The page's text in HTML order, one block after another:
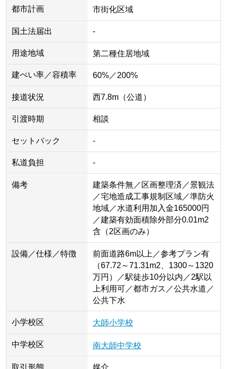
都市計画 市街化区域
国土法届出 -
用途地域 第二種住居地域
建ぺい率／容積率 60%／200%
接道状況 西7.8m（公道）
引渡時期 相談
セットバック -
私道負担 -
備考
建築条件無／区画整理済／景観法
／宅地造成工事規制区域／準防火
地域／水道利用加入金165000円
／建築有効面積除外部分0.01m2
含（2区画のみ）
設備／仕様／特徴
前面道路6m以上／参考プラン有
（67.72～71.31m2、1300～1320
万円）／駅徒歩10分以内／2駅以
上利用可／都市ガス／公共水道／
公共下水
小学校区 大師小学校
中学校区 南大師中学校